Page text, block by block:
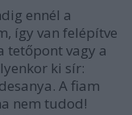
ennél a
így van felépítve
tetőpont vagy a
ki sír:
A fiam
nem tudod!